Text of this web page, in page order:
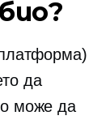
да
може да